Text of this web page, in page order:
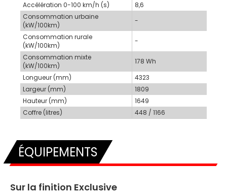
Accélération 0-100 km/h (s)
8,6
Consommation urbaine
(kW/100km)
-
Consommation rurale
(kW/100km)
-
Consommation mixte
(kW/100km)
178 Wh
Longueur (mm)
4323
Largeur (mm)
1809
Hauteur (mm)
1649
Coffre (litres)
448 / 1166
ÉQUIPEMENTS
Sur la finition Exclusive